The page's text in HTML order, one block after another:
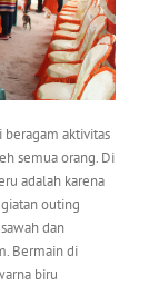
beragam aktivitas
semua orang. Di
adalah karena
outing
dan
Bermain di
biru